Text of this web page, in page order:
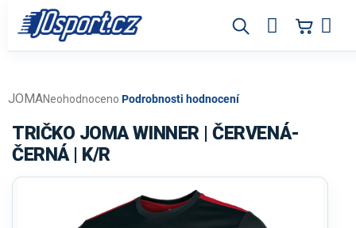
obsah
Průměrné
produktu
je
0,0
Neohodnoceno Podrobnosti hodnocení
JOMA
TRIČKO JOMA WINNER | ČERVENÁ-
ČERNÁ | K/R